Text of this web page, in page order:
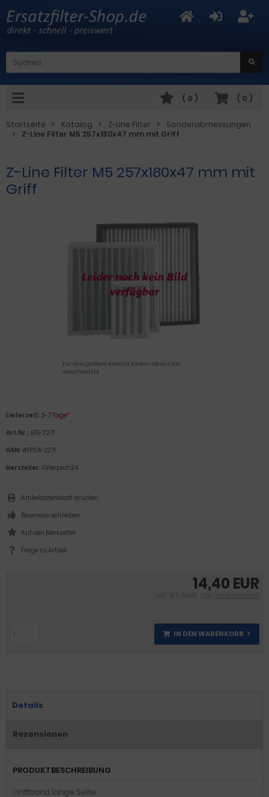
( 0 )
( 0 )
Startseite Katalog Z-Line Filter
Sonderabmessungen
Z-Line Filter M5 257x180x47 mm mit Griff
Z-Line Filter M5 257x180x47 mm mit
Griff
Für eine größere Ansicht klicken Sie auf das
Vorschaubild
14,40 EUR
inkl. 19 % MwSt. zzgl. Versandkosten
IN DEN WARENKORB
Lieferzeit: 3-7 Tage*
Art.Nr.: EFS-2271
HAN: #FP24-2271
Hersteller: Filterprofi24
Artikeldatenblatt drucken
Rezension schreiben
Frage zu Artikel
Details
Rezensionen
PRODUKTBESCHREIBUNG
Griffband lange Seite